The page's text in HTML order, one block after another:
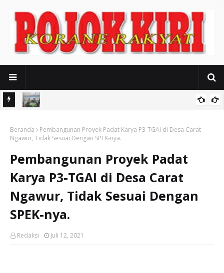
Keresahan Warga
Beranda
Pembangunan Proyek Padat Karya P3-TGAI di Desa Carat
Ngawur, Tidak Sesuai Dengan SPEK-nya.
Pembangunan Proyek Padat
Karya P3-TGAI di Desa Carat
Ngawur, Tidak Sesuai Dengan
SPEK-nya.
Redaksi Juli 12, 2021